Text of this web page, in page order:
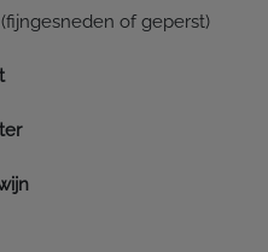
of geperst)